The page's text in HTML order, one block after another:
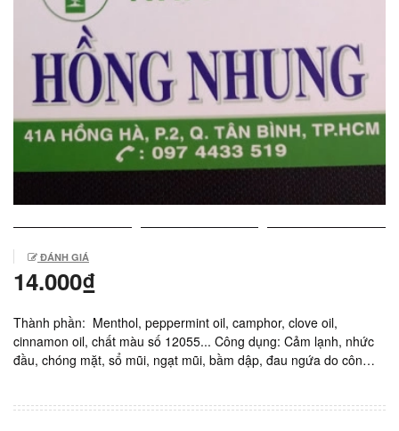
ĐÁNH GIÁ
14.000₫
Thành phần: Menthol, peppermint oil, camphor, clove oil,
cinnamon oil, chất màu số 12055... Công dụng: Cảm lạnh, nhức
đầu, chóng mặt, sổ mũi, ngạt mũi, bầm dập, đau ngứa do côn
7ml.